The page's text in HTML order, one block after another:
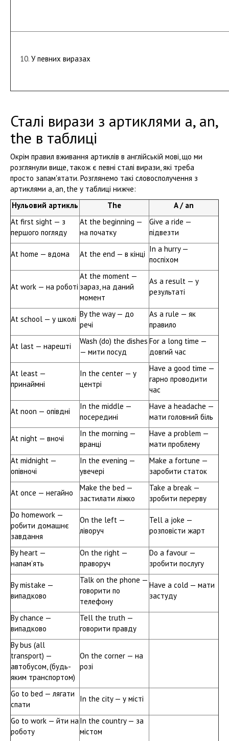
У певних виразах
Сталі вирази з артиклями a, an,
the в таблиці
Окрім правил вживання артиклів в англійській мові, що ми
розглянули вище, також є певні сталі вирази, які треба
просто запам'ятати. Розглянемо такі словосполучення з
артиклями a, an, the у таблиці нижче:
Нульовий артикль
The
A / an
At first sight — з
першого погляду
At the beginning —
на початку
Give a ride —
підвезти
At home — вдома At the end — в кінці
In a hurry —
поспіхом
At work — на роботі
At the moment —
зараз, на даний
момент
As a result — у
результаті
At school — у школі
By the way — до
речі
As a rule — як
правило
At last — нарешті
Wash (do) the dishes
— мити посуд
For a long time —
довгий час
At least —
принаймні
In the center — у
центрі
Have a good time —
гарно проводити
час
At noon — опівдні
In the middle —
посередині
Have a headache —
мати головний біль
At night — вночі
In the morning —
вранці
Have a problem —
мати проблему
At midnight —
опівночі
In the evening —
увечері
Make a fortune —
заробити статок
At once — негайно
Make the bed —
застилати ліжко
Take a break —
зробити перерву
Do homework —
робити домашнє
завдання
On the left —
ліворуч
Tell a joke —
розповісти жарт
By heart —
напам’ять
On the right —
праворуч
Do a favour —
зробити послугу
By mistake —
випадково
Talk on the phone —
говорити по
телефону
Have a cold — мати
застуду
By chance —
випадково
Tell the truth —
говорити правду
By bus (all
transport) —
автобусом, (будь-
яким транспортом)
On the corner — на
розі
Go to bed — лягати
спати
In the city — у місті
Go to work — йти на
роботу
In the country — за
містом